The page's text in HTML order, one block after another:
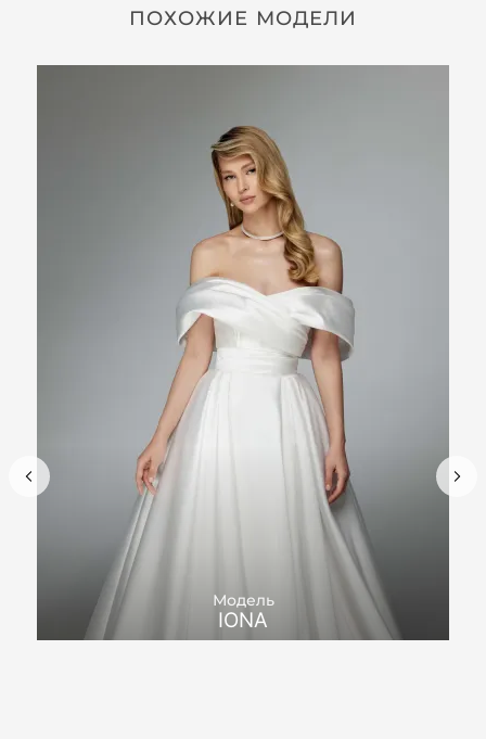
ПОХОЖИЕ МОДЕЛИ
Модель
IONA